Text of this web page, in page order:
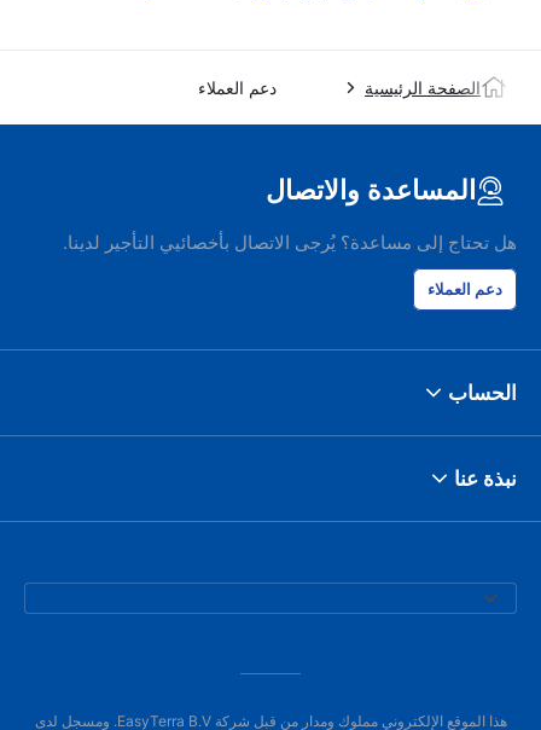
الصفحة الرئيسية دعم العملاء
المساعدة والاتصال
هل تحتاج إلى مساعدة؟ يُرجى الاتصال بأخصائيي التأجير لدينا.
دعم العملاء
الحساب
نبذة عنا
هذا الموقع الإلكتروني مملوك ومدار من قبل شركة EasyTerra B.V. ومسجل لدى